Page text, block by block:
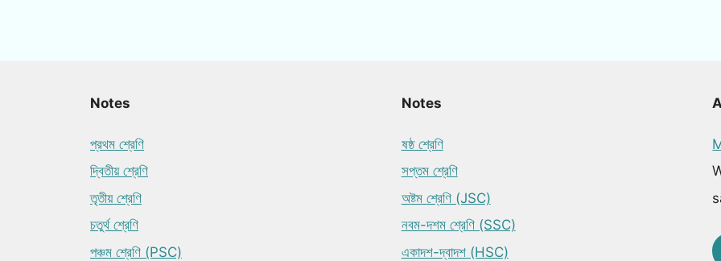
Notes
প্রথম শ্রেণি
দ্বিতীয় শ্রেণি
তৃতীয় শ্রেণি
চতুর্থ শ্রেণি
পঞ্চম শ্রেণি (PSC)
Notes
ষষ্ঠ শ্রেণি
সপ্তম শ্রেণি
অষ্টম শ্রেণি (JSC)
নবম-দশম শ্রেণি (SSC)
একাদশ-দ্বাদশ (HSC)